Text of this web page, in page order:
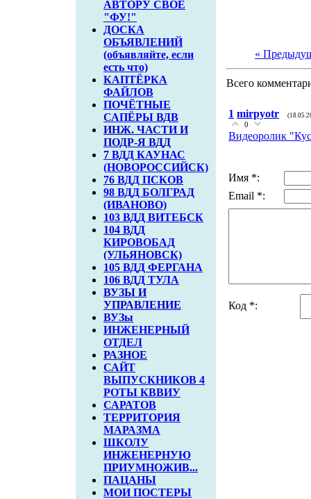
АВТОРУ СВОЁ
"ФУ!"
ДОСКА
ОБЪЯВЛЕНИЙ
(объявляйте, если
есть что)
КАПТЁРКА
ФАЙЛОВ
ПОЧЁТНЫЕ
САПЁРЫ ВДВ
ИНЖ. ЧАСТИ И
ПОДР-Я ВДД
7 ВДД КАУНАС
(НОВОРОССИЙСК)
76 ВДД ПСКОВ
98 ВДД БОЛГРАД
(ИВАНОВО)
103 ВДД ВИТЕБСК
104 ВДД
КИРОВОБАД
(УЛЬЯНОВСК)
105 ВДД ФЕРГАНА
106 ВДД ТУЛА
ВУЗЫ И
УПРАВЛЕНИЕ
ВУЗы
ИНЖЕНЕРНЫЙ
ОТДЕЛ
РАЗНОЕ
САЙТ
ВЫПУСКНИКОВ 4
РОТЫ КВВИУ
САРАТОВ
ТЕРРИТОРИЯ
МАРАЗМА
ШКОЛУ
ИНЖЕНЕРНУЮ
ПРИУМНОЖИВ...
ПАЦАНЫ
МОИ ПОСТЕРЫ
«
Всего
1 mirpyotr
0
Видеоролик
Имя *:
Email *:
Код *: